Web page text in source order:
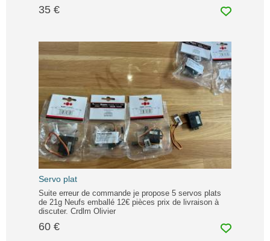
35 €
Servo plat
Suite erreur de commande je propose 5 servos plats
de 21g Neufs emballé 12€ pièces prix de livraison à
discuter. Crdlm Olivier
60 €